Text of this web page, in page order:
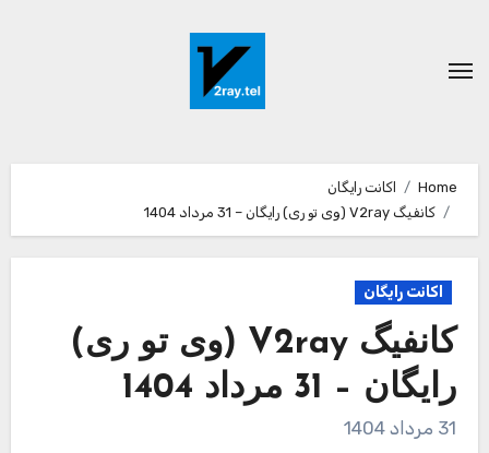
content
Home
اکانت رایگان
کانفیگ V2ray (وی تو ری) رایگان – 31 مرداد 1404
اکانت رایگان
کانفیگ V2ray (وی تو ری)
رایگان – 31 مرداد 1404
31 مرداد 1404